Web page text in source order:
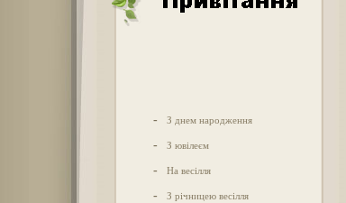
- З днем народження
- З ювілеєм
- На весілля
- З річницею весілля